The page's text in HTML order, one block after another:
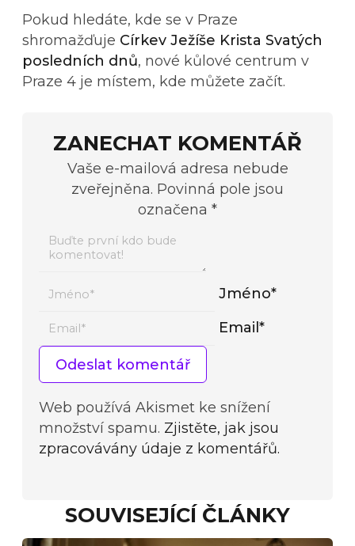
Pokud hledáte, kde se v Praze
shromažďuje Církev Ježíše Krista Svatých
posledních dnů, nové kůlové centrum v
Praze 4 je místem, kde můžete začít.
ZANECHAT KOMENTÁŘ
Vaše e-mailová adresa nebude
zveřejněna. Povinná pole jsou
označena *
Jméno*
Email*
Web používá Akismet ke snížení
množství spamu. Zjistěte, jak jsou
zpracovávány údaje z komentářů.
SOUVISEJÍCÍ ČLÁNKY